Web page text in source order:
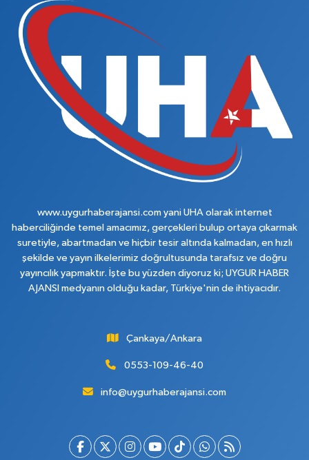
www.uygurhaberajansi.com yani UHA olarak internet
haberciliğinde temel amacımız, gerçekleri bulup ortaya çıkarmak
suretiyle, abartmadan ve hiçbir tesir altında kalmadan, en hızlı
şekilde ve yayın ilkelerimiz doğrultusunda tarafsız ve doğru
yayıncılık yapmaktır. İşte bu yüzden diyoruz ki; UYGUR HABER
AJANSI medyanın olduğu kadar, Türkiye'nin de ihtiyacıdır.
Çankaya/Ankara
0553-109-46-40
info@uygurhaberajansi.com